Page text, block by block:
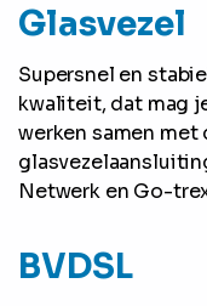
Glasvezel
Supersnel en
kwaliteit, dat mag
werken samen
Netwerk en Go-
BVDSL